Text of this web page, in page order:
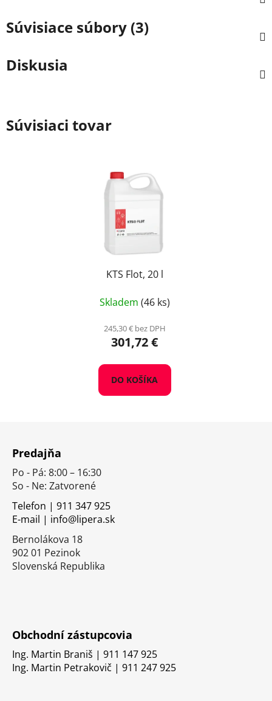
Súvisiace súbory (3)
Diskusia
Súvisiaci tovar
KTS Flot, 20 l
Skladem (46 ks)
245,30 € bez DPH
301,72 €
DO KOŠÍKA
Predajňa
Po - Pá: 8:00 – 16:30
So - Ne: Zatvorené
Telefon | 911 347 925
E-mail | info@lipera.sk
Bernolákova 18
902 01 Pezinok
Slovenská Republika
Obchodní zástupcovia
Ing. Martin Braniš | 911 147 925
Ing. Martin Petrakovič | 911 247 925